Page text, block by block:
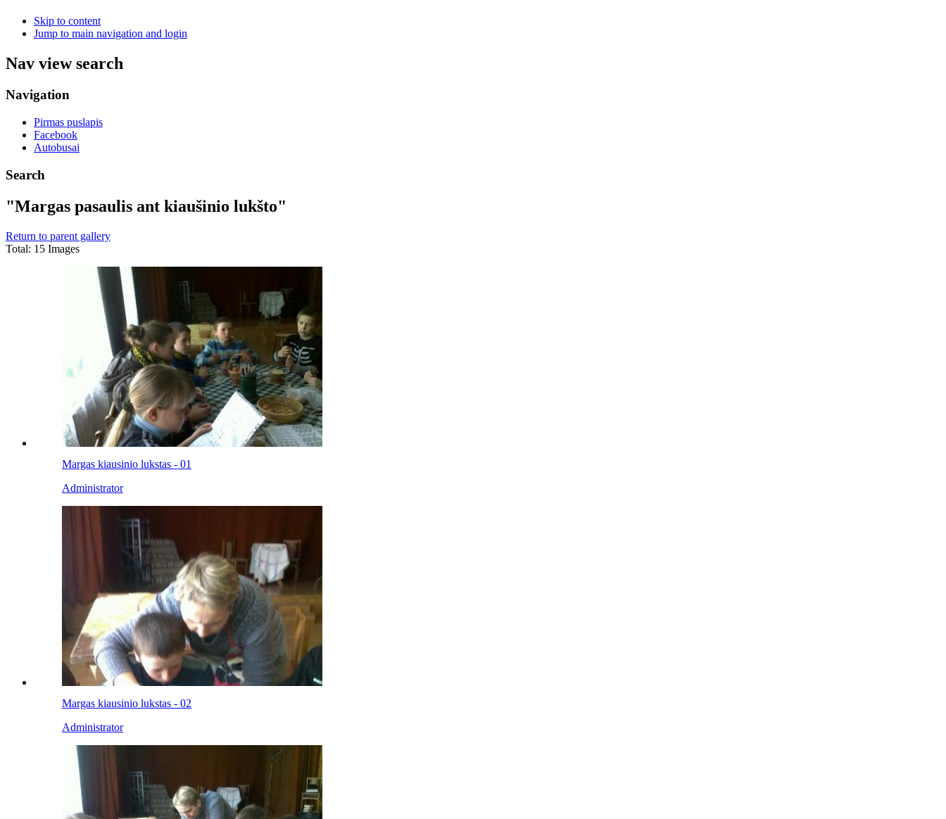
Skip to content
Jump to main navigation and login
Nav view search
Navigation
Pirmas puslapis
Facebook
Autobusai
Search
"Margas pasaulis ant kiaušinio lukšto"
Return to parent gallery
Total: 15 Images
Margas kiausinio lukstas - 01
Administrator
Margas kiausinio lukstas - 02
Administrator